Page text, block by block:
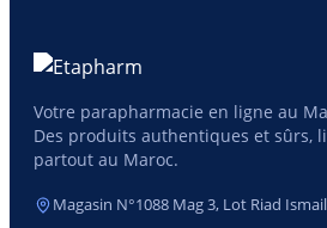
Votre parapharmacie en ligne au
Des produits authentiques et sûrs,
partout au Maroc.
Magasin N°1088 Mag 3, Lot Riad